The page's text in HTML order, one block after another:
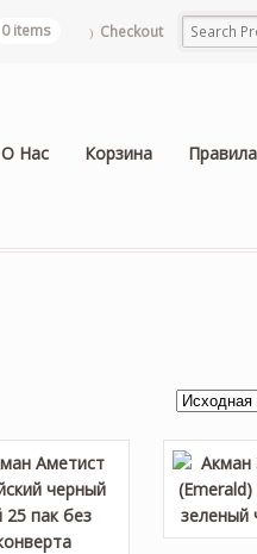
0 items Checkout
О Нас Корзина